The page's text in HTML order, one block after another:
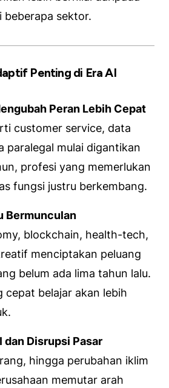
beberapa sektor.
Penting di Era AI
Peran Lebih Cepat
customer service, data
paralegal mulai digantikan
profesi yang memerlukan
fungsi justru berkembang.
Bermunculan
blockchain, health-tech,
menciptakan peluang
belum ada lima tahun lalu.
cepat belajar akan lebih
dan Disrupsi Pasar
hingga perubahan iklim
memutar arah